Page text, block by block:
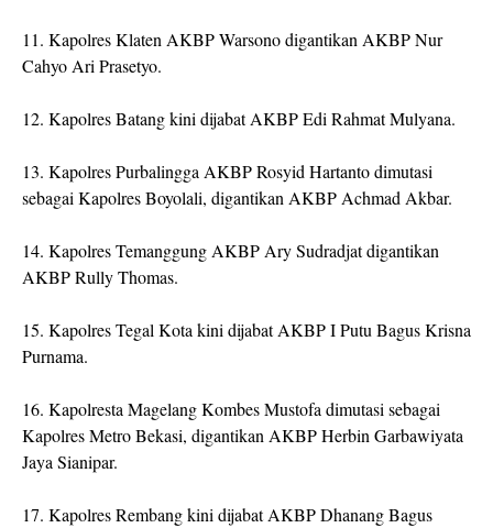
11. Kapolres Klaten AKBP Warsono digantikan AKBP Nur
Cahyo Ari Prasetyo.
12. Kapolres Batang kini dijabat AKBP Edi Rahmat Mulyana.
13. Kapolres Purbalingga AKBP Rosyid Hartanto dimutasi
sebagai Kapolres Boyolali, digantikan AKBP Achmad Akbar.
14. Kapolres Temanggung AKBP Ary Sudradjat digantikan
AKBP Rully Thomas.
15. Kapolres Tegal Kota kini dijabat AKBP I Putu Bagus Krisna
Purnama.
16. Kapolresta Magelang Kombes Mustofa dimutasi sebagai
Kapolres Metro Bekasi, digantikan AKBP Herbin Garbawiyata
Jaya Sianipar.
17. Kapolres Rembang kini dijabat AKBP Dhanang Bagus